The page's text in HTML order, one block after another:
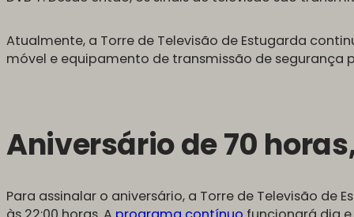
Atualmente, a Torre de Televisão de Estugarda
móvel e equipamento de transmissão de segurança
Aniversário de 70
Para assinalar o aniversário, a Torre de Televisão de